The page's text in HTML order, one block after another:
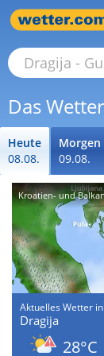
Das
Heute
08.08.
Morgen
09.08.
Kroatien- und
Aktuelles Wetter in
Dragija
28°C